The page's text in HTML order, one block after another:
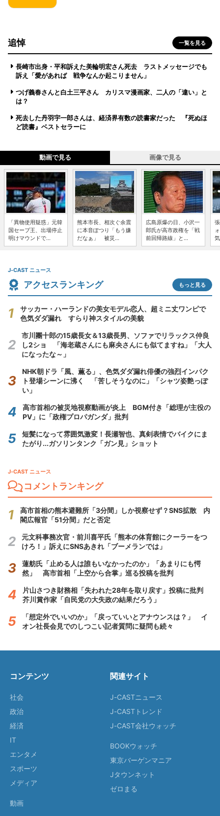
追悼 一覧を見る
長崎市出身・平和訴えた美輪明宏さん死去 ラストメッセージでも
訴え「愛があれば 戦争なんか起こりません」
つげ義春さんと白土三平さん カリスマ漫画家、二人の「違い」と
は？
死去した丹羽宇一郎さんは、経済界有数の読書家だった 『死ぬほ
ど読書』ベストセラーに
動画で見る 画像で見る
「異物使用疑惑」元韓
国セーブ王、出場停止
明けマウンドで...
熊本市長、相次ぐ余震
に本音ぽつり「もう嫌
だなぁ」 被災...
広島原爆の日、小沢一
郎氏が高市政権を「戦
前回帰路線」と...
J-CAST ニュース
アクセスランキング もっと見る
サッカー・ハーランドの美女モデル恋人、超ミニ丈ワンピで
色気ダダ漏れ すらり神スタイルの美貌
市川團十郎の15歳長女＆13歳長男、ソファでリラックス仲良
し2ショ 「海老蔵さんにも麻央さんにも似てますね」「大人
になったな～」
NHK朝ドラ「風、薫る」、色気ダダ漏れ俳優の強烈インパク
ト登場シーンに沸く 「苦しそうなのに」「シャツ姿艶っぽ
い」
高市首相の被災地視察動画が炎上 BGM付き「総理が主役の
PV」に「政権プロパガンダ」批判
短髪になって雰囲気激変！長瀬智也、真剣表情でバイクにま
たがり...ガソリンタンク「ガン見」ショット
J-CAST ニュース
コメントランキング
高市首相の熊本避難所「3分間」しか視察せず？SNS拡散 内
閣広報官「51分間」だと否定
元文科事務次官・前川喜平氏「熊本の体育館にクーラーをつ
けろ！」訴えにSNSあきれ「ブーメランでは」
蓮舫氏「止める人は誰もいなかったのか」「あまりにも愕
然」 高市首相「上空から合掌」巡る投稿を批判
片山さつき財務相「失われた28年を取り戻す」投稿に批判
芥川賞作家「自民党の大失政の結果だろう」
「想定外でいいのか」「戻っていいとアナウンスは？」 イ
オン社長会見でのしつこい記者質問に疑問も続々
コンテンツ
社会
政治
経済
IT
エンタメ
スポーツ
メディア
動画
関連サイト
J-CASTニュース
J-CASTトレンド
J-CAST会社ウォッチ
BOOKウォッチ
東京バーゲンマニア
Jタウンネット
ゼロまる